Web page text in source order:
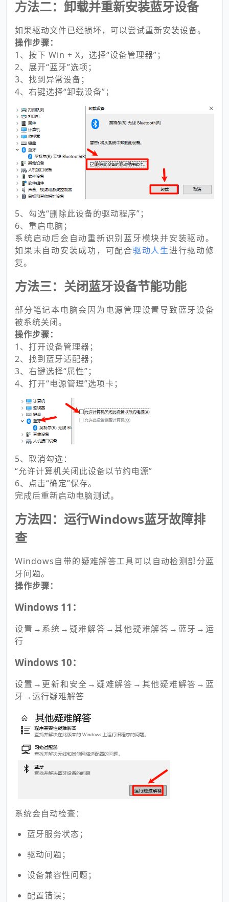
方法二：卸载并重新安装蓝牙设备
如果驱动文件已经损坏，可以尝试重新安装设备。
操作步骤：
1、按下 Win + X，选择“设备管理器”；
2、展开“蓝牙”选项；
3、找到异常设备；
4、右键选择“卸载设备”；
5、勾选“删除此设备的驱动程序”；
6、重启电脑；
系统启动后会自动重新识别蓝牙模块并安装驱动。
如果未自动安装成功，可配合驱动人生进行驱动修
复。
方法三：关闭蓝牙设备节能功能
部分笔记本电脑会因为电源管理设置导致蓝牙设备
被系统关闭。
操作步骤：
1、打开设备管理器；
2、找到蓝牙适配器；
3、右键选择“属性”；
4、打开“电源管理”选项卡；
5、取消勾选：
“允许计算机关闭此设备以节约电源”
6、点击“确定”保存。
完成后重新启动电脑测试。
方法四：运行Windows蓝牙故障排
查
Windows自带的疑难解答工具可以自动检测部分蓝
牙问题。
操作步骤：
Windows 11：
设置→系统→疑难解答→其他疑难解答→蓝牙→运
行
Windows 10：
设置→更新和安全→疑难解答→其他疑难解答→蓝
牙→运行疑难解答
系统会自动检查：
蓝牙服务状态；
驱动问题；
设备兼容性问题；
配置错误；